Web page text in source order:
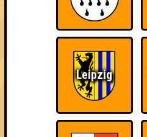
Nerven aus Stahl
The
Leipzig